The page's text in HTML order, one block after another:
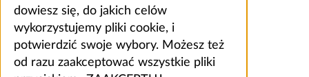
dowiesz się, do jakich celów
wykorzystujemy pliki cookie, i
potwierdzić swoje wybory. Możesz też
od razu zaakceptować wszystkie pliki